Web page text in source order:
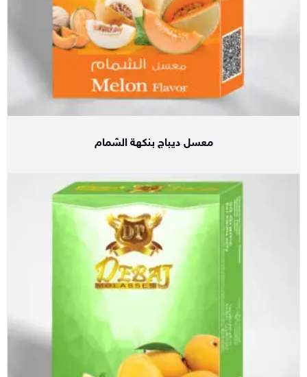
معسل ديباج بنكهة الشمام